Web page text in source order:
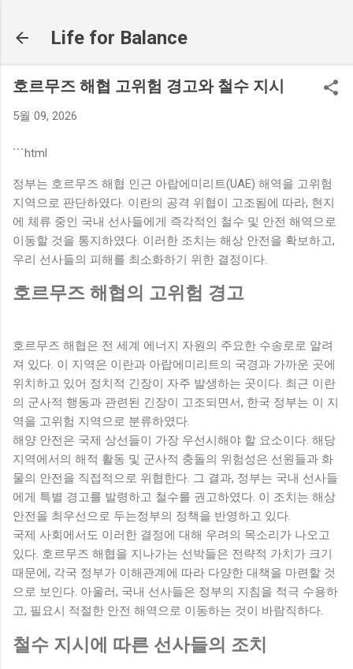
Life for Balance
호르무즈 해협 고위험 경고와 철수 지시
5월 09, 2026
```html
정부는 호르무즈 해협 인근 아랍에미리트(UAE) 해역을 고위험
지역으로 판단하였다. 이란의 공격 위협이 고조됨에 따라, 현지
에 체류 중인 국내 선사들에게 즉각적인 철수 및 안전 해역으로
이동할 것을 통지하였다. 이러한 조치는 해상 안전을 확보하고,
우리 선사들의 피해를 최소화하기 위한 결정이다.
호르무즈 해협의 고위험 경고
호르무즈 해협은 전 세계 에너지 자원의 주요한 수송로로 알려
져 있다. 이 지역은 이란과 아랍에미리트의 국경과 가까운 곳에
위치하고 있어 정치적 긴장이 자주 발생하는 곳이다. 최근 이란
의 군사적 행동과 관련된 긴장이 고조되면서, 한국 정부는 이 지
역을 고위험 지역으로 분류하였다.
해양 안전은 국제 상선들이 가장 우선시해야 할 요소이다. 해당
지역에서의 해적 활동 및 군사적 충돌의 위험성은 선원들과 화
물의 안전을 직접적으로 위협한다. 그 결과, 정부는 국내 선사들
에게 특별 경고를 발령하고 철수를 권고하였다. 이 조치는 해상
안전을 최우선으로 두는정부의 정책을 반영하고 있다.
국제 사회에서도 이러한 결정에 대해 우려의 목소리가 나오고
있다. 호르무즈 해협을 지나가는 선박들은 전략적 가치가 크기
때문에, 각국 정부가 이해관계에 따라 다양한 대책을 마련할 것
으로 보인다. 아울러, 국내 선사들은 정부의 지침을 적극 수용하
고, 필요시 적절한 안전 해역으로 이동하는 것이 바람직하다.
철수 지시에 따른 선사들의 조치